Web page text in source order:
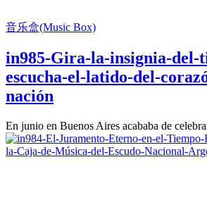
音乐盒(Music Box)
in985-Gira-la-insignia-del-
escucha-el-latido-del-
nación
En junio en Buenos Aires acababa de